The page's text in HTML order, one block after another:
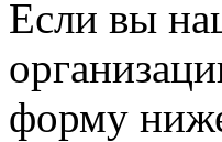
Если вы
форму